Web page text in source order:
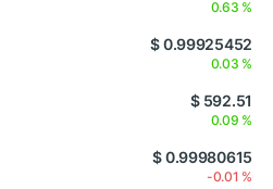
0.63 %
$ 0.99925452
0.03 %
$ 592.51
0.09 %
$ 0.99980615
-0.01 %